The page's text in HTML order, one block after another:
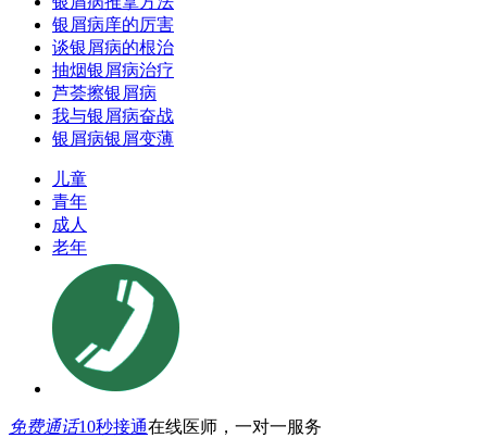
银屑病庠的厉害
谈银屑病的根治
抽烟银屑病治疗
芦荟擦银屑病
我与银屑病奋战
银屑病银屑变薄
儿童
青年
成人
老年
免费通话10秒接通在线医师，一对一服务